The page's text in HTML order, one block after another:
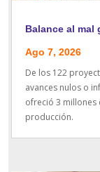
Balance al mal
Ago 7, 2026
De los 122
avances nulos o
ofreció 3 millones
producción.